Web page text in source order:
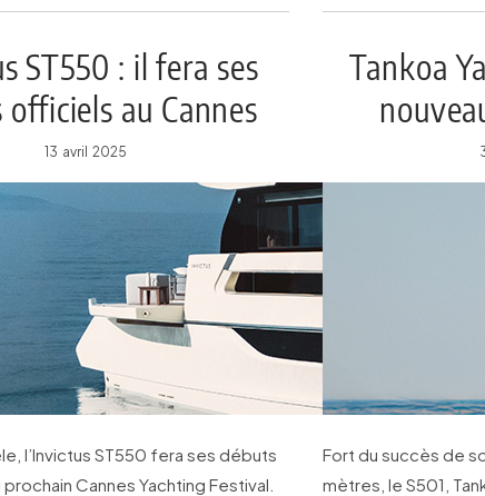
ST550 : il fera ses
officiels au Cannes
Festival 2025
13 avril 2025
l’Invictus ST550 fera ses débuts
Cannes Yachting Festival.
Tankoa
Fort du succès de
mètres, le S501,